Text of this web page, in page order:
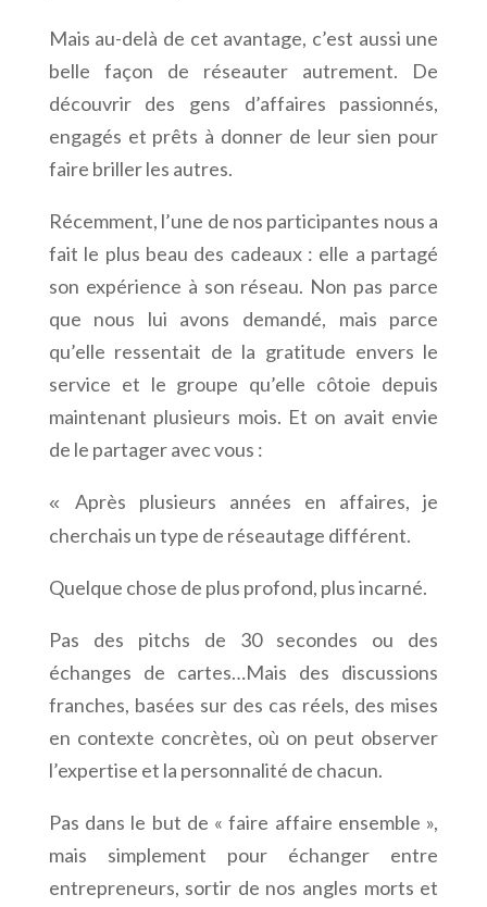
Mais au-delà de cet avantage, c’est aussi une
belle façon de réseauter autrement. De
découvrir des gens d’affaires passionnés,
engagés et prêts à donner de leur sien pour
faire briller les autres.
Récemment, l’une de nos participantes nous a
fait le plus beau des cadeaux : elle a partagé
son expérience à son réseau. Non pas parce
que nous lui avons demandé, mais parce
qu’elle ressentait de la gratitude envers le
service et le groupe qu’elle côtoie depuis
maintenant plusieurs mois. Et on avait envie
de le partager avec vous :
« Après plusieurs années en affaires, je
cherchais un type de réseautage différent.
Quelque chose de plus profond, plus incarné.
Pas des pitchs de 30 secondes ou des
échanges de cartes…Mais des discussions
franches, basées sur des cas réels, des mises
en contexte concrètes, où on peut observer
l’expertise et la personnalité de chacun.
Pas dans le but de « faire affaire ensemble »,
mais simplement pour échanger entre
entrepreneurs, sortir de nos angles morts et